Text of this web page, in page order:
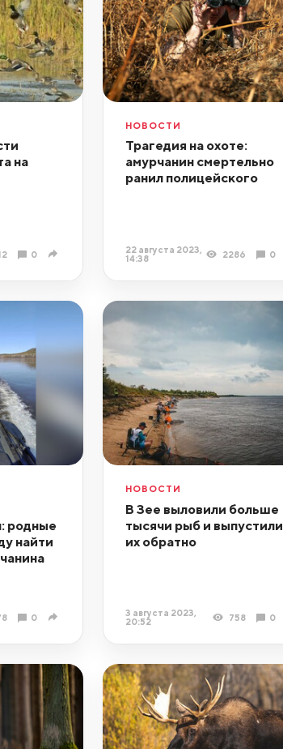
на
0
НОВОСТИ
Трагедия на охоте:
амурчанин смертельно
ранил полицейского
22 августа 2023,
14:38
2286 0
родные
найти
0
НОВОСТИ
В Зее выловили больше
тысячи рыб и выпустили
их обратно
3 августа 2023,
20:52
758 0